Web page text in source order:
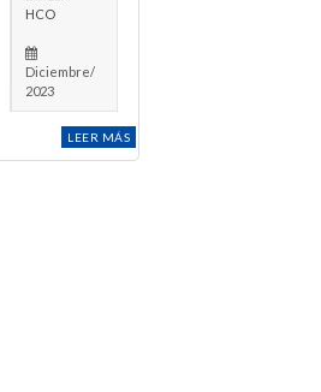
HCO
Diciembre/
2023
LEER MÁS